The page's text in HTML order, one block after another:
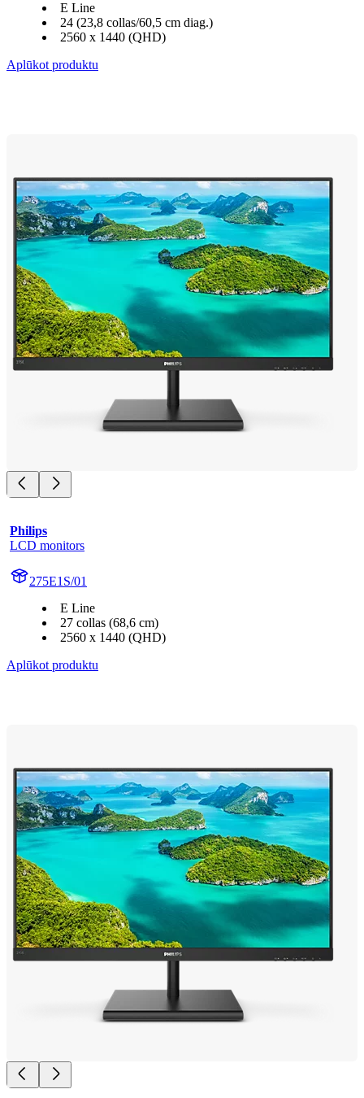
E Line
24 (23,8 collas/60,5 cm diag.)
2560 x 1440 (QHD)
Aplūkot produktu
Philips
LCD monitors
275E1S/01
E Line
27 collas (68,6 cm)
2560 x 1440 (QHD)
Aplūkot produktu